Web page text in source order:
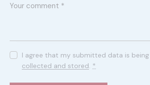
I agree that my submitted data is being
collected and stored. *